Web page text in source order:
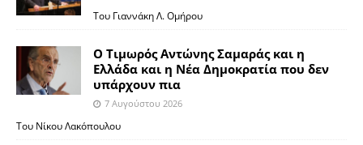
Του Γιαννάκη Λ. Ομήρου
Ο Τιμωρός Αντώνης Σαμαράς και η
Ελλάδα και η Νέα Δημοκρατία που δεν
υπάρχουν πια
7 Αυγούστου 2026
Του Νίκου Λακόπουλου